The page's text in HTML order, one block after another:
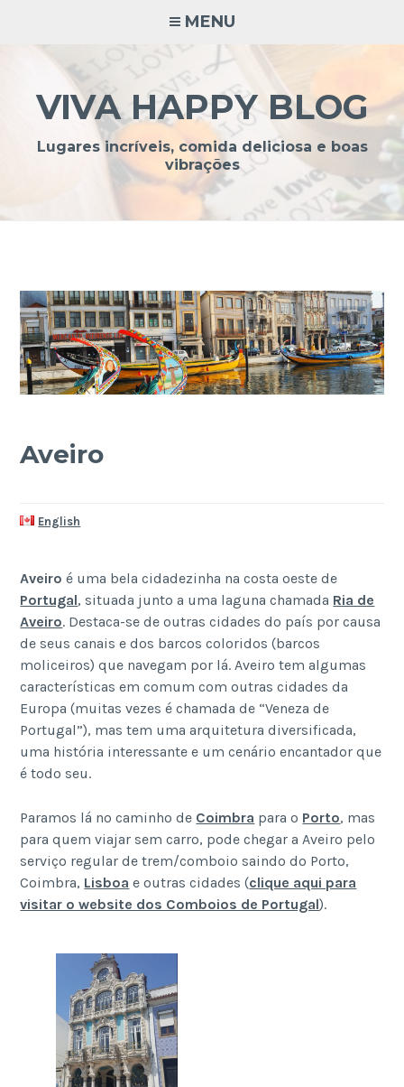
conteúdo
MENU
VIVA HAPPY BLOG
Lugares incríveis, comida deliciosa e boas
vibrações
Aveiro
English
Aveiro é uma bela cidadezinha na costa oeste de
Portugal, situada junto a uma laguna chamada Ria de
Aveiro. Destaca-se de outras cidades do país por causa
de seus canais e dos barcos coloridos (barcos
moliceiros) que navegam por lá. Aveiro tem algumas
características em comum com outras cidades da
Europa (muitas vezes é chamada de “Veneza de
Portugal”), mas tem uma arquitetura diversificada,
uma história interessante e um cenário encantador que
é todo seu.
Paramos lá no caminho de Coimbra para o Porto, mas
para quem viajar sem carro, pode chegar a Aveiro pelo
serviço regular de trem/comboio saindo do Porto,
Coimbra, Lisboa e outras cidades (clique aqui para
visitar o website dos Comboios de Portugal).